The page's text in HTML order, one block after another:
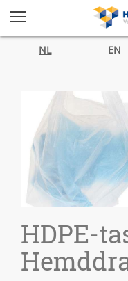
NL EN
HDPE-